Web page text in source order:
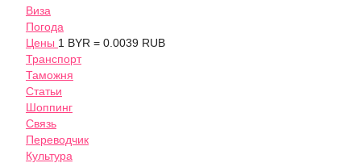
Виза
Погода
Цены 1 BYR = 0.0039 RUB
Транспорт
Таможня
Статьи
Шоппинг
Связь
Переводчик
Культура